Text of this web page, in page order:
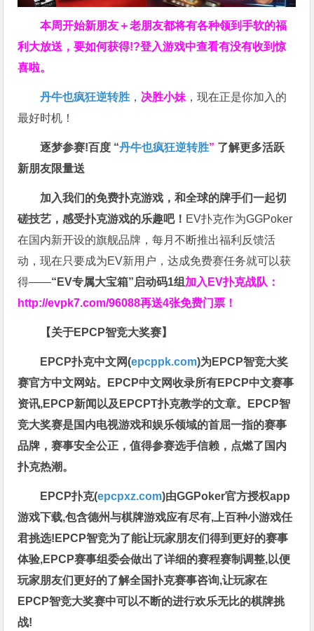
本周开始新朋友＋老朋友都将有各种领到手软的福
利大放送，要如何获得!?登入游戏中查看有没有收到惊
喜啦。
丹牛也疯狂逆转胜 ， 决胜小妹 ，现在正是你加入的
最好时机！
逐梦参赛!百度 “丹牛也疯狂逆转胜” 了解更多活跃
新朋友限量送
加入我们的免费扑克游戏，和全球的牌手们一起切
磋技艺，感受扑克游戏的乐趣吧！ EV扑克作为GGPoker
在国内新开设的旗舰品牌，每月不断推出福利反馈活
动，现在只要成为EV新用户，达成免费赛任务就可以获
得——“EV专属大宝箱”启动码1组 加入EV扑克战队：
http://evpk7.com/96088再送4张免费门票！
【关于EPCP智竞大奖赛】
EPCP扑克中文网(epcppk.com)为EPCP智竞大奖
赛官方中文网站。EPCP中文网收录所有EPCP中文赛事
资讯,EPCP新闻以及EPCPT扑克教学的文章。EPCP智
竞大奖赛是国内电视游戏和娱乐领域的首屈一指的赛事
品牌，赛事安全公正，值得参赛选手信赖，点燃了国内
扑克热潮。
EPCP扑克(epcpxz.com)由GGPoker官方授权app
游戏下载,包含德州与棋牌游戏应有尽有,上百种小游戏任
君挑选!EPCP智竞为了能让玩家朋友们得到更好的赛事
体验,EPCP赛事组委会做出了详细的赛程赛制调整,以便
玩家朋友们更好的了解全国扑克赛事咨询,让玩家在
EPCP智竞大奖赛中可以不断的进行欢乐无比的棋牌挑
战!